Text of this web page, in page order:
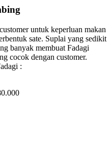
untuk keperluan makan
sate. Suplai yang sedikit
banyak membuat Fadagi
cocok dengan customer.
: